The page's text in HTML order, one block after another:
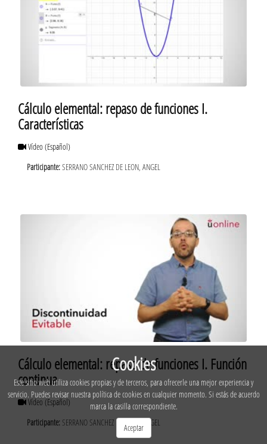
Cálculo elemental: repaso de funciones I.
Características
Vídeo(Español)
Participante:SERRANO SANCHEZ DE LEON, ANGEL
Cálculo elemental: repaso de funciones I. Función
continua
Vídeo (Español)
Participante: SERRANO SANCHEZ DE LEON, ANGEL
Cookies
Este sitio web utiliza cookies propias y de terceros, para ofrecerle una mejor experiencia y
servicio. Puedes revisar nuestra política de cookies en cualquier momento. Si estás de acuerdo
marca la casilla correspondiente.
Aceptar